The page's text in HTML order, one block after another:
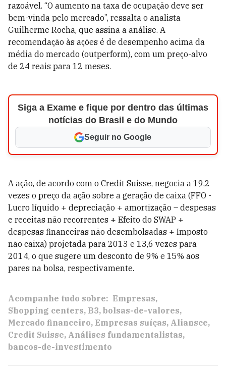
razoável. “O aumento na taxa de ocupação deve ser
bem-vinda pelo mercado”, ressalta o analista
Guilherme Rocha, que assina a análise. A
recomendação às ações é de desempenho acima da
média do mercado (outperform), com um preço-alvo
de 24 reais para 12 meses.
Siga a Exame e fique por dentro das últimas
notícias do Brasil e do Mundo
Seguir no Google
A ação, de acordo com o Credit Suisse, negocia a 19,2
vezes o preço da ação sobre a geração de caixa (FFO -
Lucro líquido + depreciação + amortização – despesas
e receitas não recorrentes + Efeito do SWAP +
despesas financeiras não desembolsadas + Imposto
não caixa) projetada para 2013 e 13,6 vezes para
2014, o que sugere um desconto de 9% e 15% aos
pares na bolsa, respectivamente.
Acompanhe tudo sobre: Empresas
Shopping centers B3 bolsas-de-valores
Mercado financeiro Empresas suíças Aliansce
Credit Suisse Análises fundamentalistas
bancos-de-investimento